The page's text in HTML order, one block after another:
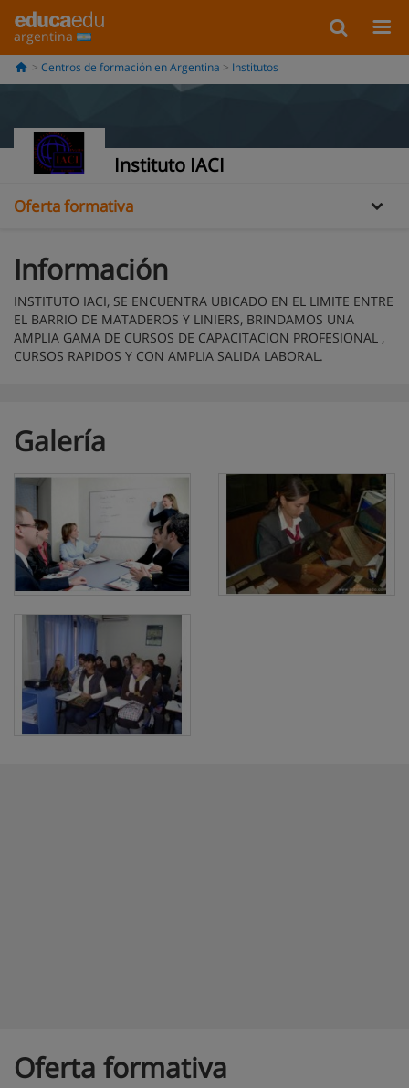
argentina
Centros de formación en Argentina Institutos
Instituto IACI
Galería
Oferta formativa
Información
INSTITUTO IACI, SE ENCUENTRA UBICADO EN EL LIMITE ENTRE
EL BARRIO DE MATADEROS Y LINIERS, BRINDAMOS UNA
AMPLIA GAMA DE CURSOS DE CAPACITACION PROFESIONAL ,
CURSOS RAPIDOS Y CON AMPLIA SALIDA LABORAL.
Galería
Oferta formativa